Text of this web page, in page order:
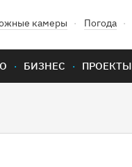
камеры Погода
БИЗНЕС ПРОЕКТЫ